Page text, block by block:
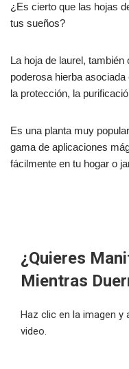
¿Es cierto que las hojas
tus sueños?
La hoja de laurel,
poderosa hierba
la protección, la
Es una planta muy
gama de aplicaciones
fácilmente en tu hogar o
¿Quieres
Mientras
Haz clic en la imagen y
video.